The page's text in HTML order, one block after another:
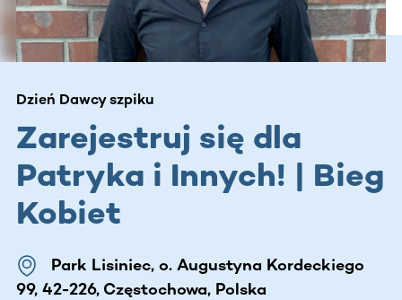
Dzień Dawcy szpiku
Zarejestruj się dla
Patryka i Innych! | Bieg
Kobiet
Park Lisiniec, o. Augustyna Kordeckiego
99, 42-226, Częstochowa, Polska